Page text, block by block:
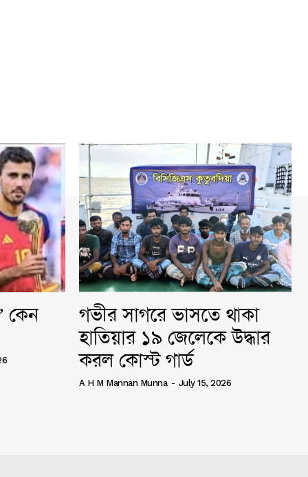
কেন
গভীর সাগরে ভাসতে থাকা
হাতিয়ার ১৯ জেলেকে উদ্ধার
করল কোস্ট গার্ড
A H M Mannan Munna - July 15, 2026